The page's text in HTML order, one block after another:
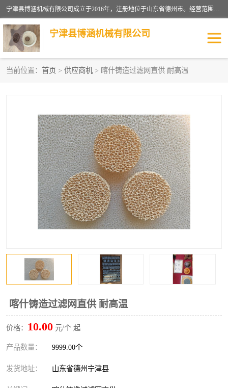
宁津县博涵机械有限公司成立于2016年，注册地位于山东省德州市。经营范围包括：机械设备研发、生产及销售，铸造用造型材料生产、销售，玻璃纤维及制品制造、销售，汽车零配件零售，机械零件、零部件加工，机械零件、零部件销售等；主要产品有：纤维过滤网,陶瓷过滤器,泡沫陶瓷过滤器,耐高温纤维过滤器,铸铁过滤器,铸铜过滤网,铸铝过滤网,铝轮毂过滤网,高效过滤网,高效陶瓷过滤网,高效纤维过滤网。
宁津县博涵机械有限公司
当前位置： 首页 > 供应商机 > 喀什铸造过滤网直供 耐高温
喀什铸造过滤网直供 耐高温
价格： 10.00 元/个 起
产品数量： 9999.00个
发货地址： 山东省德州宁津县
纤维网 挡渣棉
挡渣网 避脏网